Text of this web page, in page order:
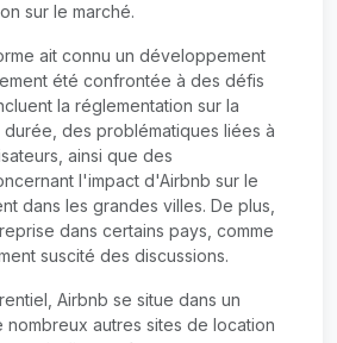
sur le marché.
ait connu un développement
été confrontée à des défis
la réglementation sur la
des problématiques liées à
ainsi que des
l'impact d'Airbnb sur le
dans les grandes villes. De plus,
dans certains pays, comme
suscité des discussions.
Airbnb se situe dans un
autres sites de location